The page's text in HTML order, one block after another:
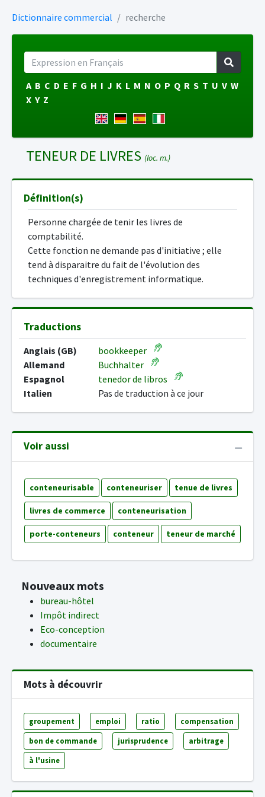
Dictionnaire commercial recherche
A B C D E F G H I J K L M N O P Q R S T U V W
X Y Z
TENEUR DE LIVRES (loc. m.)
Définition(s)
Personne chargée de tenir les livres de
comptabilité.
Cette fonction ne demande pas d'initiative ; elle
tend à disparaitre du fait de l'évolution des
techniques d'enregistrement informatique.
Traductions
Anglais (GB)
bookkeeper
Allemand
Buchhalter
Espagnol
tenedor de libros
Italien
Pas de traduction à ce jour
Voir aussi
conteneurisable conteneuriser tenue de livres
livres de commerce conteneurisation
porte-conteneurs conteneur teneur de marché
Nouveaux mots
bureau-hôtel
Impôt indirect
Eco-conception
documentaire
Mots à découvrir
groupement emploi ratio compensation
bon de commande jurisprudence arbitrage
à l'usine